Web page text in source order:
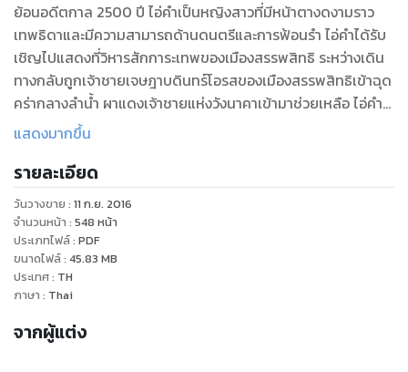
ย้อนอดีตกาล 2500 ปี ไอ่คำเป็นหญิงสาวที่มีหน้าตางดงามราว
เทพธิดาและมีความสามารถด้านดนตรีและการฟ้อนรำ ไอ่คำได้รับ
เชิญไปแสดงที่วิหารสักการะเทพของเมืองสรรพสิทธิ ระหว่างเดิน
ทางกลับถูกเจ้าชายเจษฎาบดินทร์โอรสของเมืองสรรพสิทธิเข้าฉุด
คร่ากลางลำน้ำ ผาแดงเจ้าชายแห่งวังนาคาเข้ามาช่วยเหลือ ไอ่คำ
ตัดสินใจหลบหนีการตามล่าจากเจ้าชายเจษฎาบดินทร์ไปตามป่า
แดง ต้องใช้ยุทธการและสติฝัญญาเอาตัวรอด แรงกดดันที่โถม
เข้าใส่ หนักหน่างแบบที่ไอ่คำกับผาแดงไม่เคยเจอมาก่อน สุดท้าย
ด้วยการใช้สติปัญญาของไอ่คำ เกิดพลั้งมือสังหารเจ้าชายเจษฎา
บดินทร์ตายหลางป่า เมืองสรรพสิทธิจึงส่งกองทัพเข้ายึดหมู่บ้าน
ของไอ่คำ
แสดงมากขึ้น
รายละเอียด
วันวางขาย : 11 ก.ย. 2016
จำนวนหน้า : 548 หน้า
ประเภทไฟล์: PDF
ขนาดไฟล์: 45.83 MB
ประเทศ: TH
ภาษา : Thai
จากผู้แต่ง